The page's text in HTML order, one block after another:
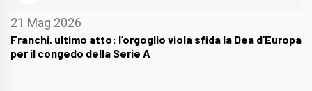
21 Mag 2026
Franchi, ultimo atto: l’orgoglio viola sfida la Dea d’Europa
per il congedo della Serie A